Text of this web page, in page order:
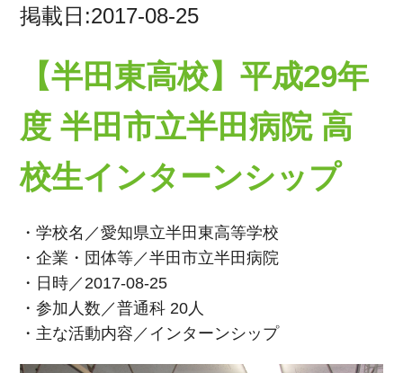
掲載日:2017-08-25
【半田東高校】平成29年
度 半田市立半田病院 高
校生インターンシップ
・学校名／愛知県立半田東高等学校
・企業・団体等／半田市立半田病院
・日時／2017-08-25
・参加人数／普通科 20人
・主な活動内容／インターンシップ